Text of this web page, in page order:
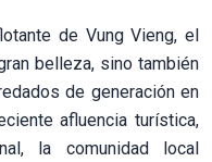
de Vung Vieng, el
belleza, sino también
de generación en
afluencia turística,
la comunidad local